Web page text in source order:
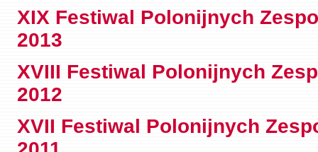
XIX Festiwal Polonijnych
2013
XVIII Festiwal Polonijnych
2012
XVII Festiwal Polonijnych